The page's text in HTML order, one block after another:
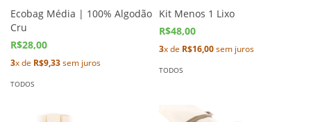
Ecobag Média | 100% Algodão
Cru
R$28,00
3x de R$9,33sem juros
TODOS
Kit Menos 1 Lixo
R$48,00
3x de R$16,00sem juros
TODOS